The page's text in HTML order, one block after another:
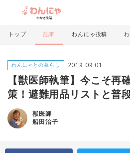
トップ 記事 わんにゃ投稿
わんにゃとの暮らし 2019.09.01
【獣医師執筆】今こそ再
策！避難用品リストと普
獣医師
船田治子